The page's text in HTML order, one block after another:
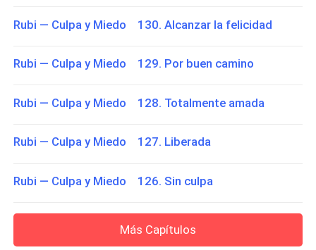
Rubi — Culpa y Miedo 130. Alcanzar la felicidad
Rubi — Culpa y Miedo 129. Por buen camino
Rubi — Culpa y Miedo 128. Totalmente amada
Rubi — Culpa y Miedo 127. Liberada
Rubi — Culpa y Miedo 126. Sin culpa
Más Capítulos